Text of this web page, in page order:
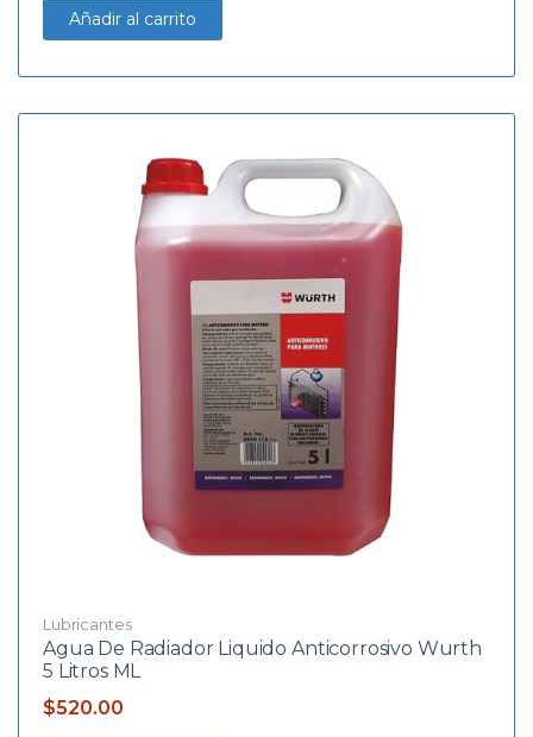
Añadir al carrito
Lubricantes
Agua De Radiador Liquido Anticorrosivo Wurth
5 Litros ML
$520.00